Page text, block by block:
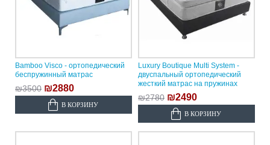
Bamboo Visco - ортопедический
беспружинный матрас
₪3500 ₪2880
В КОРЗИНУ
Luxury Boutique Multi System -
двуспальный ортопедический
жесткий матрас на пружинах
₪2780 ₪2490
В КОРЗИНУ